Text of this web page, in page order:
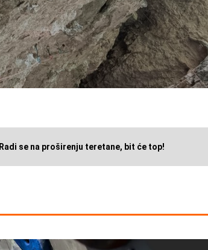
Radi se na proširenju teretane, bit će top!